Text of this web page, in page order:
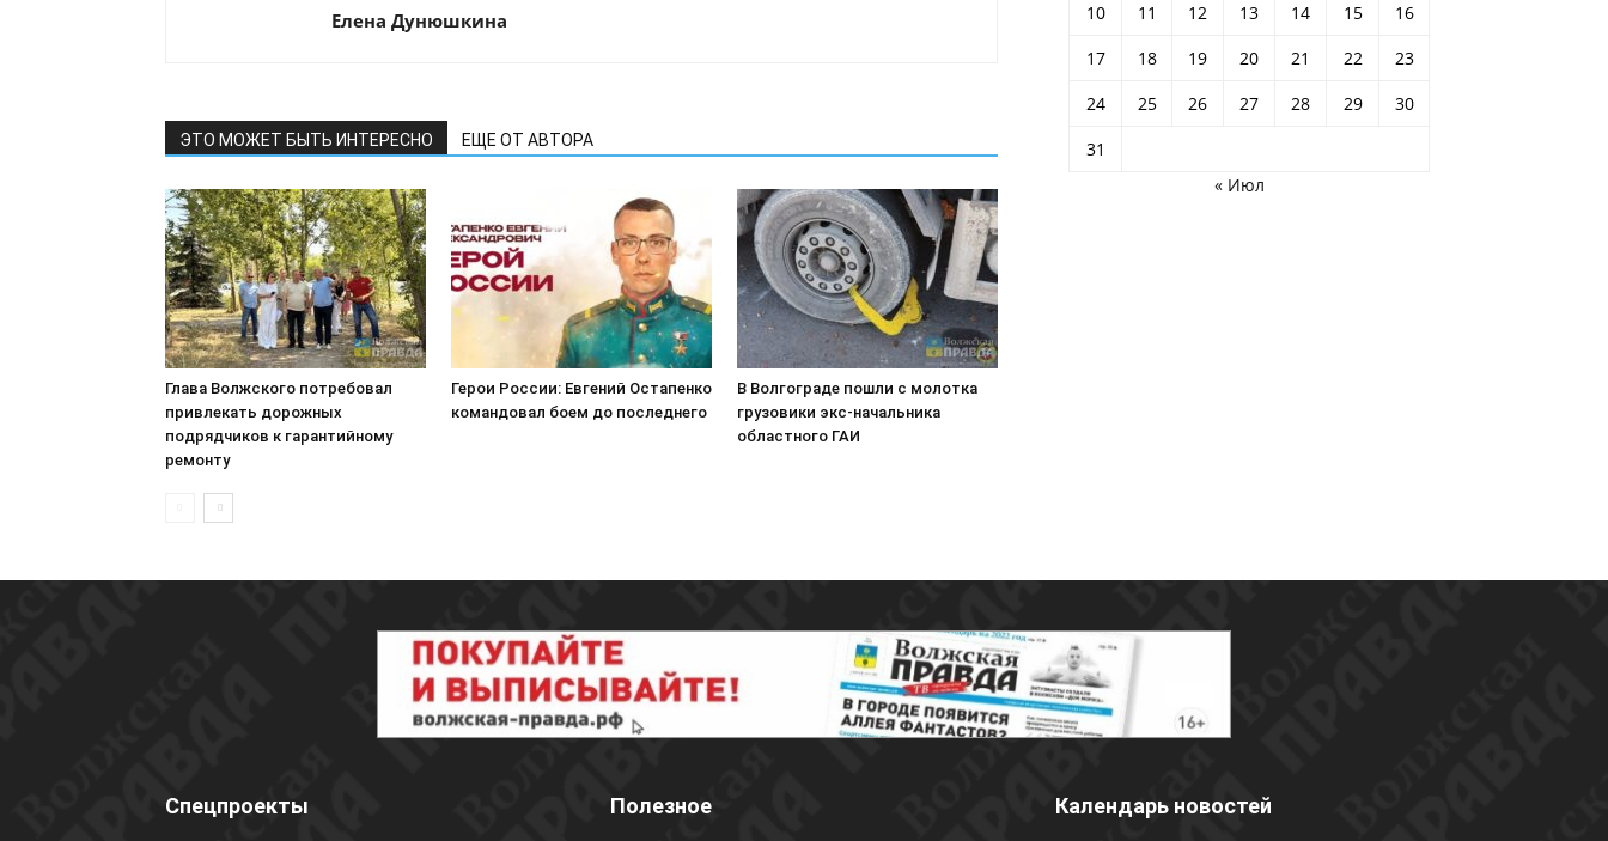
Елена Дунюшкина
ЭТО МОЖЕТ БЫТЬ ИНТЕРЕСНО ЕЩЕ ОТ АВТОРА
Глава Волжского потребовал
привлекать дорожных
подрядчиков к гарантийному
ремонту
Герои России: Евгений Остапенко
командовал боем до последнего
В Волгограде пошли с молотка
грузовики экс-начальника
областного ГАИ
10
11 12 13 14 15
16
17
18 19 20 21 22
23
24
25 26 27 28 29
30
31
« Июл
Спецпроекты Полезное Календарь новостей